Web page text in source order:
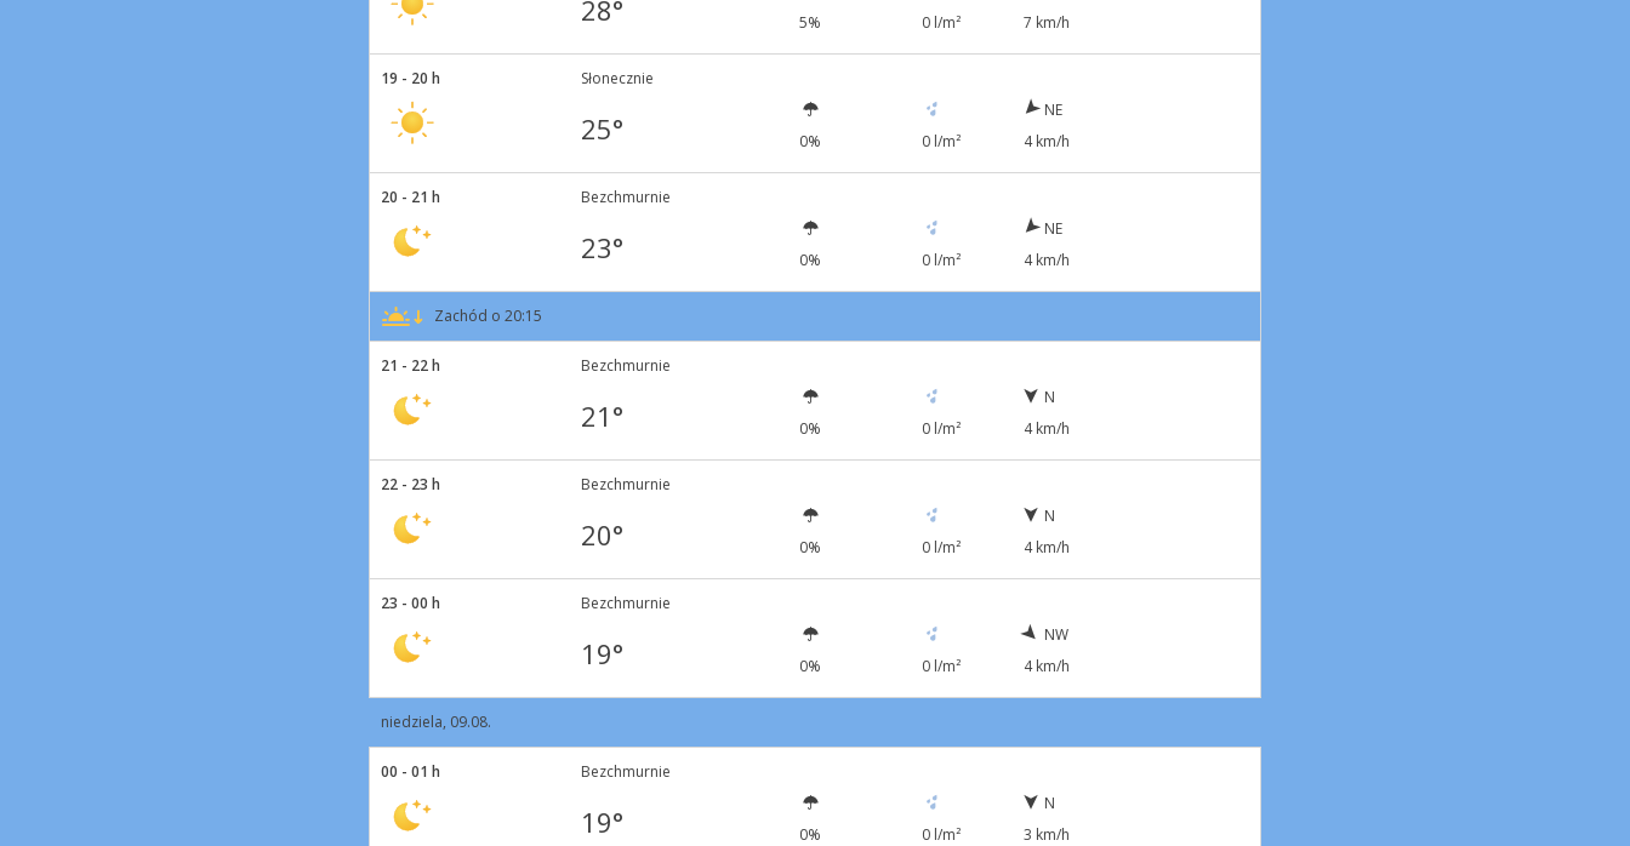
28° 5% 0 l/m²
7 km/h
19 - 20 h Słonecznie
25° 0% 0 l/m²
NE
4 km/h
20 - 21 h Bezchmurnie
23° 0% 0 l/m²
NE
4 km/h
Zachód o 20:15
21 - 22 h Bezchmurnie
21° 0% 0 l/m²
N
4 km/h
22 - 23 h Bezchmurnie
20° 0% 0 l/m²
N
4 km/h
23 - 00 h Bezchmurnie
19° 0% 0 l/m²
NW
4 km/h
niedziela, 09.08.
00 - 01 h Bezchmurnie
19° 0% 0 l/m²
N
3 km/h